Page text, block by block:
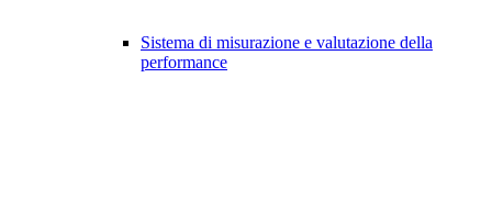
Sistema di misurazione e valutazione della
performance